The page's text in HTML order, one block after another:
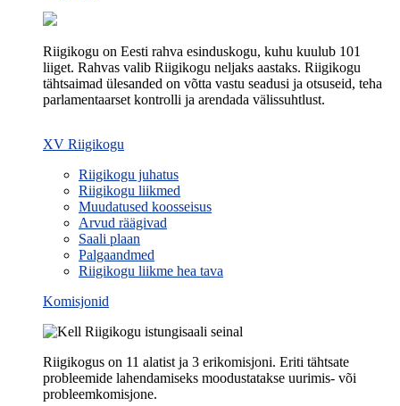
Riigikogu on Eesti rahva esinduskogu, kuhu kuulub 101
liiget. Rahvas valib Riigikogu neljaks aastaks. Riigikogu
tähtsaimad ülesanded on võtta vastu seadusi ja otsuseid, teha
parlamentaarset kontrolli ja arendada välissuhtlust.
XV Riigikogu
Riigikogu juhatus
Riigikogu liikmed
Muudatused koosseisus
Arvud räägivad
Saali plaan
Palgaandmed
Riigikogu liikme hea tava
Komisjonid
Riigikogus on 11 alatist ja 3 erikomisjoni. Eriti tähtsate
probleemide lahendamiseks moodustatakse uurimis- või
probleemkomisjone.